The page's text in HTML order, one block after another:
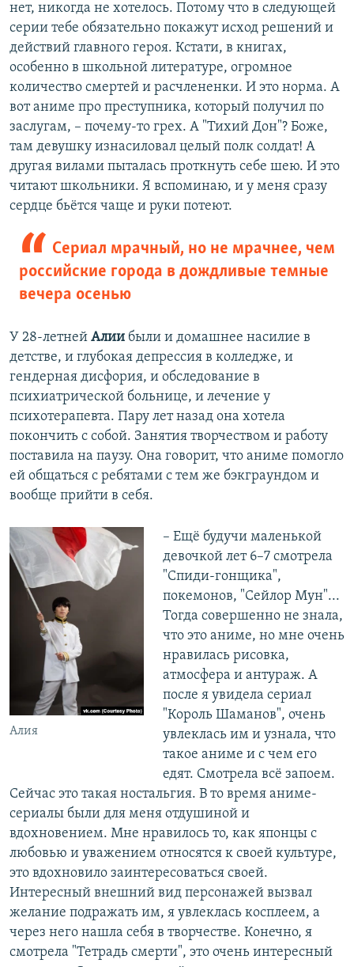
нет, никогда не хотелось. Потому что в следующей
серии тебе обязательно покажут исход решений и
действий главного героя. Кстати, в книгах,
особенно в школьной литературе, огромное
количество смертей и расчлененки. И это норма. А
вот аниме про преступника, который получил по
заслугам, – почему-то грех. А "Тихий Дон"? Боже,
там девушку изнасиловал целый полк солдат! А
другая вилами пыталась проткнуть себе шею. И это
читают школьники. Я вспоминаю, и у меня сразу
сердце бьётся чаще и руки потеют.
Сериал мрачный, но не мрачнее, чем
российские города в дождливые темные
вечера осенью
У 28-летней Алии были и домашнее насилие в
детстве, и глубокая депрессия в колледже, и
гендерная дисфория, и обследование в
психиатрической больнице, и лечение у
психотерапевта. Пару лет назад она хотела
покончить с собой. Занятия творчеством и работу
поставила на паузу. Она говорит, что аниме помогло
ей общаться с ребятами с тем же бэкграундом и
вообще прийти в себя.
Алия
– Ещё будучи маленькой
девочкой лет 6–7 смотрела
"Спиди-гонщика",
покемонов, "Сейлор Мун"...
Тогда совершенно не знала,
что это аниме, но мне очень
нравилась рисовка,
атмосфера и антураж. А
после я увидела сериал
"Король Шаманов", очень
увлеклась им и узнала, что
такое аниме и с чем его
едят. Смотрела всё запоем.
Сейчас это такая ностальгия. В то время аниме-
сериалы были для меня отдушиной и
вдохновением. Мне нравилось то, как японцы с
любовью и уважением относятся к своей культуре,
это вдохновило заинтересоваться своей.
Интересный внешний вид персонажей вызвал
желание подражать им, я увлеклась косплеем, а
через него нашла себя в творчестве. Конечно, я
смотрела "Тетрадь смерти", это очень интересный